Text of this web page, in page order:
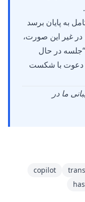
به پایان برسد
در غیر این صورت،
در حال
دعوت با شکست
ما در
copilot
has